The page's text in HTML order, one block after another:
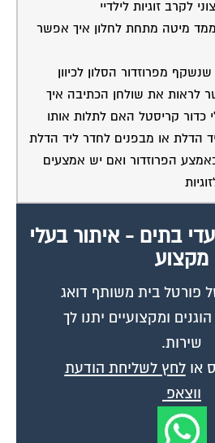
26 ישנה בממד מיטה מתחת לחלון איך אפשר
את שולחן הכתיבה איך
כדור קריסטל האם לתלות אותו
הדלת או מבפנים לחדר ליד הדלת
הפרוזדור ואם יש אמצעים
מקצוע
פורטל בית משותף דואג
ומקצועיים יתנו לך
שירות.
אולחץ לשליחת הודעת
ווצאפ